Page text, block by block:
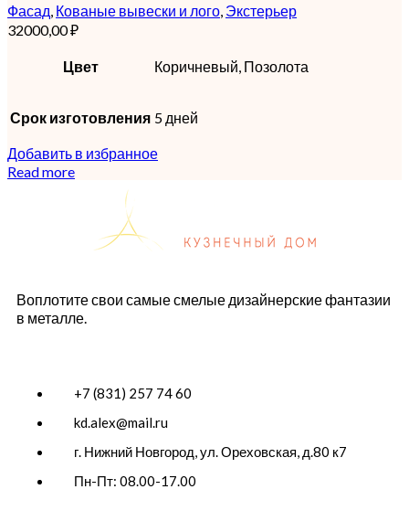
Фасад, Кованые вывески и лого, Экстерьер
32000,00₽
Цвет Коричневый, Позолота
Срок изготовления 5 дней
Добавить в избранное
Read more
Воплотите свои самые смелые дизайнерские фантазии
в металле.
+7 (831) 257 74 60
kd.alex@mail.ru
г. Нижний Новгород, ул. Ореховская, д.80 к7
Пн-Пт: 08.00-17.00